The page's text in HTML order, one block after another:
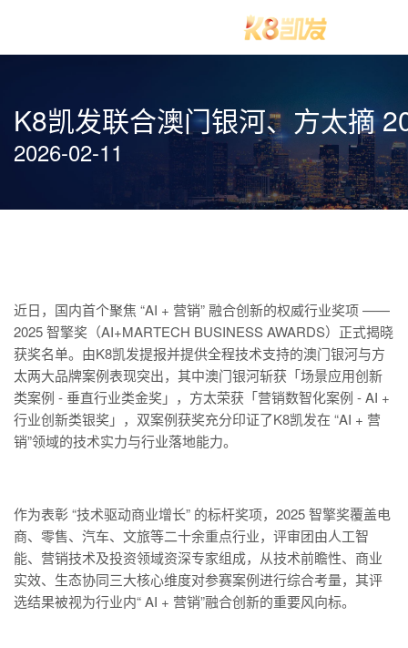
K8凯发联合澳门银河、方太摘
2026-02-11
近日，国内首个聚焦 “AI + 营销” 融合创新的权威行业奖项 ——
2025 智擎奖（AI+MARTECH BUSINESS AWARDS）正式揭晓
获奖名单。由K8凯发提报并提供全程技术支持的澳门银河与方
太两大品牌案例表现突出，其中澳门银河斩获「场景应用创新
类案例 - 垂直行业类金奖」，方太荣获「营销数智化案例 - AI +
行业创新类银奖」，双案例获奖充分印证了K8凯发在 “AI + 营
销”领域的技术实力与行业落地能力。
作为表彰 “技术驱动商业增长” 的标杆奖项，2025 智擎奖覆盖电
商、零售、汽车、文旅等二十余重点行业，评审团由人工智
能、营销技术及投资领域资深专家组成，从技术前瞻性、商业
实效、生态协同三大核心维度对参赛案例进行综合考量，其评
选结果被视为行业内“ AI + 营销”融合创新的重要风向标。